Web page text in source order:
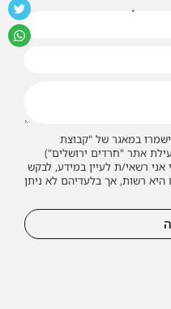
אליכם בהקדם
במאגר של "קבוצת
אתר "חרדים ירושלים")
אני רשאי/ת לעיין במידע, לבקש
רשות, אך בלעדיהם לא ניתן